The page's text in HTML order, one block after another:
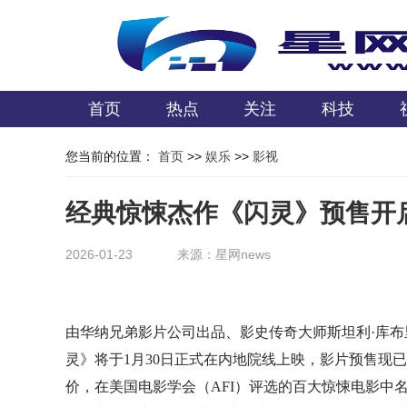
首页 热点 关注 科技
您当前的位置： 首页 >> 娱乐 >> 影视
经典惊悚杰作《闪灵》预售
2026-01-23 来源：星网news
由华纳兄弟影片公司出品、影史传奇大师斯坦利·库
灵》将于1月30日正式在内地院线上映，影片预售现
价，在美国电影学会（AFI）评选的百大惊悚电影中